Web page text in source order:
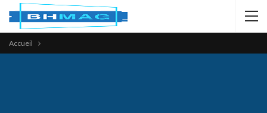
Accueil